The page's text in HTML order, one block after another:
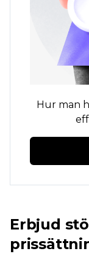
Hur man
Erbjud